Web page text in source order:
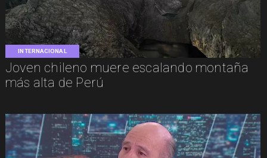
INTERNACIONAL
Joven chileno muere escalando montaña
más alta de Perú